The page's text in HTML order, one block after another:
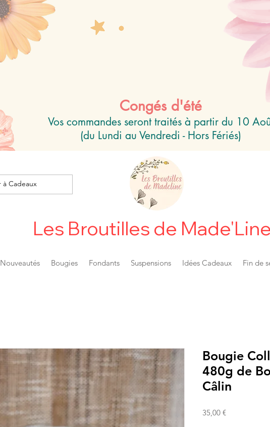
Congés d'été
Vos commandes seront traités à partir du 10
(du Lundi au Vendredi - Hors Fériés)
Les Broutilles de Made'Line
Nouveautés Bougies Fondants Suspensions Idées Cadeaux Fin de
Bougie
480g de
Câlin
35,00 €Preis